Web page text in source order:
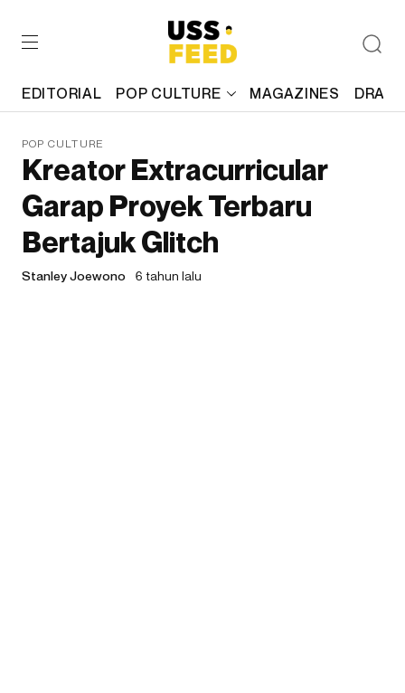
EDITORIAL POP CULTURE MAGAZINES
POP CULTURE
Kreator Extracurricular
Garap Proyek Terbaru
Bertajuk Glitch
Stanley Joewono 6 tahun lalu